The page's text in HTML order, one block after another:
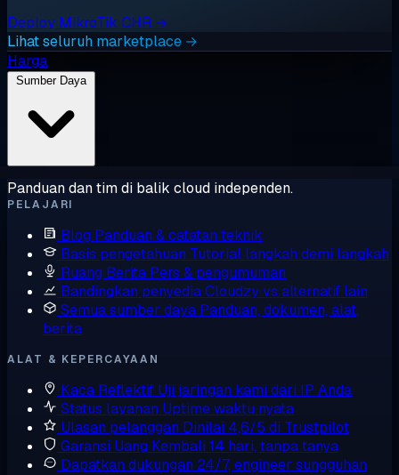
Deploy MikroTik CHR →
Lihat seluruh marketplace →
Harga
Sumber Daya
Panduan dan tim di balik cloud independen.
PELAJARI
Blog Panduan & catatan teknik
Basis pengetahuan Tutorial langkah demi langkah
Ruang Berita Pers & pengumuman
Bandingkan penyediaCloudzy vs alternatif lain
Semua sumber daya Panduan, dokumen, alat,
berita
ALAT & KEPERCAYAAN
Kaca Reflektif Uji jaringan kami dari IP Anda
Status layanan Uptime waktu nyata
Ulasan pelanggan Dinilai 4,6/5 di Trustpilot
Garansi Uang Kembali 14 hari, tanpa tanya
Dapatkan dukungan 24/7, engineer sungguhan